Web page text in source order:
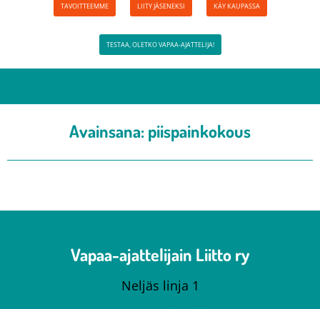
TAVOITTEEMME LIITY JÄSENEKSI KÄY KAUPASSA
TESTAA, OLETKO VAPAA-AJATTELIJA!
Avainsana:piispainkokous
Vapaa-ajattelijain Liitto ry
Neljäs linja 1